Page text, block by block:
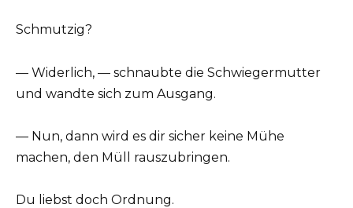
Schmutzig?
— Widerlich, — schnaubte die Schwiegermutter
und wandte sich zum Ausgang.
— Nun, dann wird es dir sicher keine Mühe
machen, den Müll rauszubringen.
Du liebst doch Ordnung.